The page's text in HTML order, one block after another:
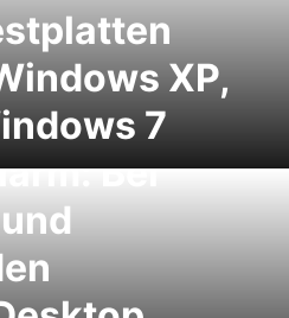
XP,
7
Bei